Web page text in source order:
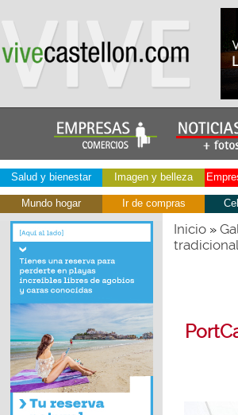
Salud y bienestar Imagen y belleza
Mundo hogar Ir de compras
Inicio»